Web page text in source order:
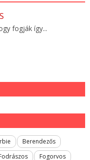
fogják így...
Berendezős
Fogorvos